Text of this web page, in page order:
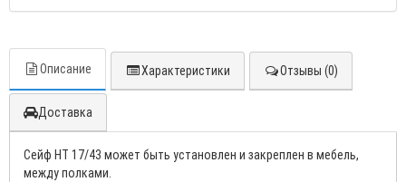
Описание Характеристики Отзывы (0)
Доставка
Сейф HT 17/43 может быть установлен и закреплен в мебель,
между полками.